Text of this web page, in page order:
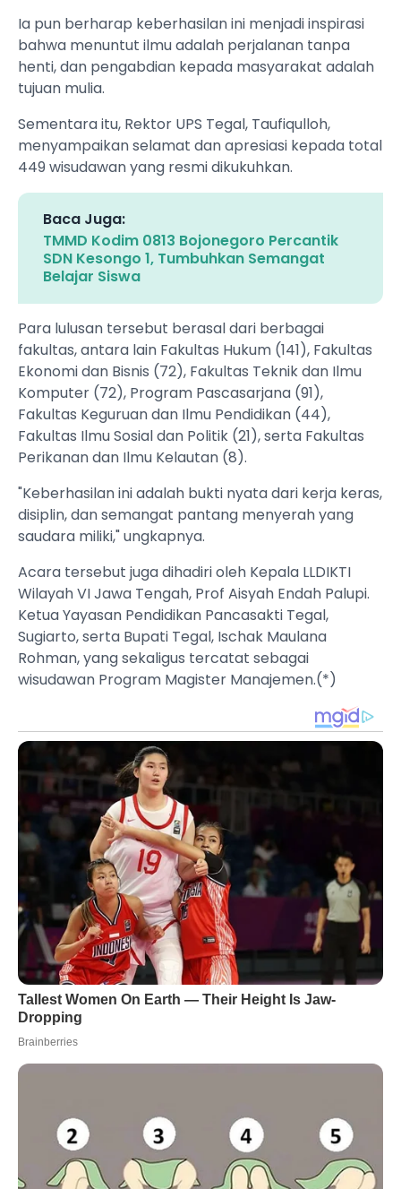
Ia pun berharap keberhasilan ini menjadi inspirasi
bahwa menuntut ilmu adalah perjalanan tanpa
henti, dan pengabdian kepada masyarakat adalah
tujuan mulia.
Sementara itu, Rektor UPS Tegal, Taufiqulloh,
menyampaikan selamat dan apresiasi kepada total
449 wisudawan yang resmi dikukuhkan.
Baca Juga:
TMMD Kodim 0813 Bojonegoro Percantik
SDN Kesongo 1, Tumbuhkan Semangat
Belajar Siswa
Para lulusan tersebut berasal dari berbagai
fakultas, antara lain Fakultas Hukum (141), Fakultas
Ekonomi dan Bisnis (72), Fakultas Teknik dan Ilmu
Komputer (72), Program Pascasarjana (91),
Fakultas Keguruan dan Ilmu Pendidikan (44),
Fakultas Ilmu Sosial dan Politik (21), serta Fakultas
Perikanan dan Ilmu Kelautan (8).
"Keberhasilan ini adalah bukti nyata dari kerja keras,
disiplin, dan semangat pantang menyerah yang
saudara miliki," ungkapnya.
Acara tersebut juga dihadiri oleh Kepala LLDIKTI
Wilayah VI Jawa Tengah, Prof Aisyah Endah Palupi.
Ketua Yayasan Pendidikan Pancasakti Tegal,
Sugiarto, serta Bupati Tegal, Ischak Maulana
Rohman, yang sekaligus tercatat sebagai
wisudawan Program Magister Manajemen.(*)